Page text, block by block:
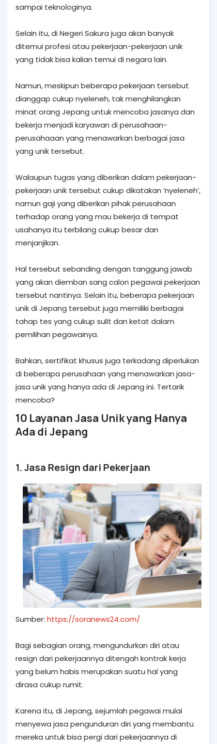
sampai teknologinya.
Selain itu, di Negeri Sakura juga akan banyak
ditemui profesi atau pekerjaan-pekerjaan unik
yang tidak bisa kalian temui di negara lain.
Namun, meskipun beberapa pekerjaan tersebut
dianggap cukup nyeleneh, tak menghilangkan
minat orang Jepang untuk mencoba jasanya dan
bekerja menjadi karyawan di perusahaan-
perusahaaan yang menawarkan berbagai jasa
yang unik tersebut.
Walaupun tugas yang diberikan dalam pekerjaan-
pekerjaan unik tersebut cukup dikatakan ‘nyeleneh’,
namun gaji yang diberikan pihak perusahaan
terhadap orang yang mau bekerja di tempat
usahanya itu terbilang cukup besar dan
menjanjikan.
Hal tersebut sebanding dengan tanggung jawab
yang akan diemban sang calon pegawai pekerjaan
tersebut nantinya. Selain itu, beberapa pekerjaan
unik di Jepang tersebut juga memiliki berbagai
tahap tes yang cukup sulit dan ketat dalam
pemilihan pegawainya.
Bahkan, sertifikat khusus juga terkadang diperlukan
di beberapa perusahaan yang menawarkan jasa-
jasa unik yang hanya ada di Jepang ini. Tertarik
mencoba?
10 Layanan Jasa Unik yang Hanya
Ada di Jepang
1. Jasa Resign dari Pekerjaan
Sumber: https://soranews24.com/
Bagi sebagian orang, mengundurkan diri atau
resign dari pekerjaannya ditengah kontrak kerja
yang belum habis merupakan suatu hal yang
dirasa cukup rumit.
Karena itu, di Jepang, sejumlah pegawai mulai
menyewa jasa pengunduran diri yang membantu
mereka untuk bisa pergi dari pekerjaannya di